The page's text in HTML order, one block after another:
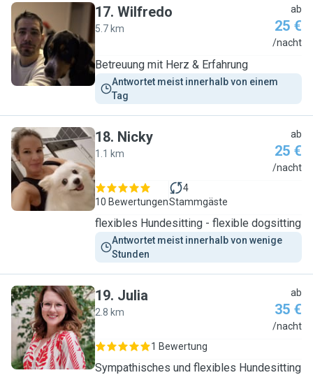
W
17. Wilfredo
5.7 km
ab
25 €
/nacht
Betreuung mit Herz & Erfahrung
Antwortet meist innerhalb von einem
Tag
N
18. Nicky
1.1 km
ab
25 €
/nacht
10 Bewertungen
4
Stammgäste
flexibles Hundesitting - flexible dogsitting
Antwortet meist innerhalb von wenige
Stunden
J
19. Julia
2.8 km
ab
35 €
/nacht
1 Bewertung
Sympathisches und flexibles Hundesitting